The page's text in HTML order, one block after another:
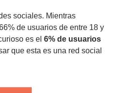
sociales. Mientras
de usuarios de entre 18 y
es el 6% de usuarios
que esta es una red social